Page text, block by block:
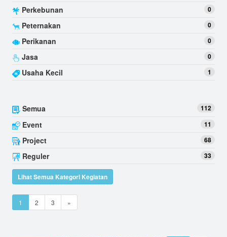
Perkebunan 0
Peternakan 0
Perikanan 0
Jasa 0
Usaha Kecil 1
Semua 112
Event 11
Project 68
Reguler 33
Lihat Semua Kategori Kegiatan
1 2 3 »